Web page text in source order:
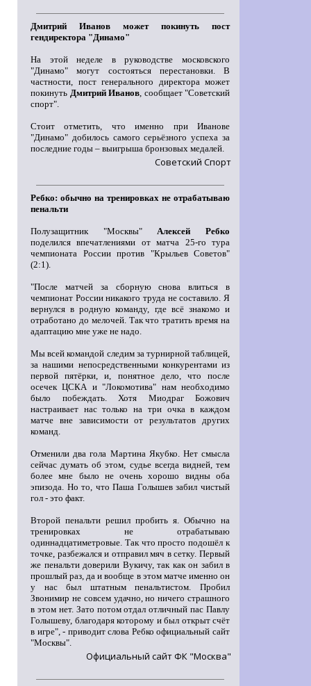
Дмитрий Иванов может покинуть пост
гендиректора "Динамо"
На этой неделе в руководстве московского
"Динамо" могут состояться перестановки. В
частности, пост генерального директора может
покинуть Дмитрий Иванов, сообщает "Советский
спорт".
Стоит отметить, что именно при Иванове
"Динамо" добилось самого серьёзного успеха за
последние годы – выигрыша бронзовых медалей.
Советский Спорт
Ребко: обычно на тренировках не отрабатываю
пенальти
Полузащитник "Москвы"Алексей Ребко
поделился впечатлениями от матча 25-го тура
чемпионата России против "Крыльев Советов"
(2:1).
"После матчей за сборную снова влиться в
чемпионат России никакого труда не составило. Я
вернулся в родную команду, где всё знакомо и
отработано до мелочей. Так что тратить время на
адаптацию мне уже не надо.
Мы всей командой следим за турнирной таблицей,
за нашими непосредственными конкурентами из
первой пятёрки, и, понятное дело, что после
осечек ЦСКА и "Локомотива" нам необходимо
было побеждать. Хотя Миодраг Божович
настраивает нас только на три очка в каждом
матче вне зависимости от результатов других
команд.
Отменили два гола Мартина Якубко. Нет смысла
сейчас думать об этом, судье всегда видней, тем
более мне было не очень хорошо видны оба
эпизода. Но то, что Паша Голышев забил чистый
гол - это факт.
Второй пенальти решил пробить я. Обычно на
тренировках не отрабатываю
одиннадцатиметровые. Так что просто подошёл к
точке, разбежался и отправил мяч в сетку. Первый
же пенальти доверили Вукичу, так как он забил в
прошлый раз, да и вообще в этом матче именно он
у нас был штатным пенальтистом. Пробил
Звонимир не совсем удачно, но ничего страшного
в этом нет. Зато потом отдал отличный пас Павлу
Голышеву, благодаря которому и был открыт счёт
в игре", - приводит слова Ребко официальный сайт
"Москвы".
Официальный сайт ФК "Москва"